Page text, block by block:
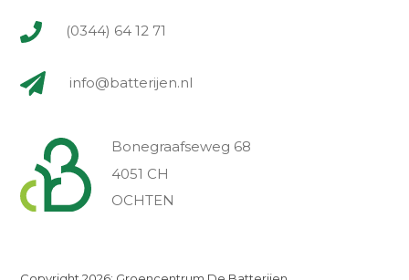
(0344) 64 12 71
info@batterijen.nl
Bonegraafseweg 68
4051 CH
OCHTEN